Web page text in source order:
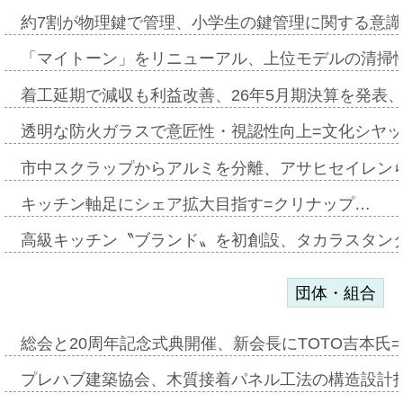
約7割が物理鍵で管理、小学生の鍵管理に関する意
「マイトーン」をリニューアル、上位モデルの清
着工延期で減収も利益改善、26年5月期決算を発表
透明な防火ガラスで意匠性・視認性向上=文化シヤ
市中スクラップからアルミを分離、アサヒセイレ
キッチン軸足にシェア拡大目指す=クリナップ…
高級キッチン〝ブランド〟を初創設、タカラスタ
団体・組合
総会と20周年記念式典開催、新会長にTOTO吉本氏
プレハブ建築協会、木質接着パネル工法の構造設